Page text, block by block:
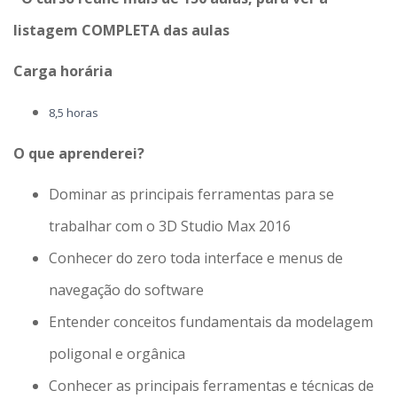
listagem COMPLETA das aulas
Carga horária
8,5 horas
O que aprenderei?
Dominar as principais ferramentas para se
trabalhar com o 3D Studio Max 2016
Conhecer do zero toda interface e menus de
navegação do software
Entender conceitos fundamentais da modelagem
poligonal e orgânica
Conhecer as principais ferramentas e técnicas de